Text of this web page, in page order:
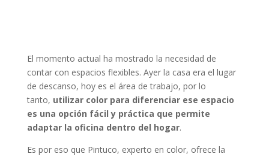
El momento actual ha mostrado la necesidad de
contar con espacios flexibles. Ayer la casa era el lugar
de descanso, hoy es el área de trabajo, por lo
tanto, utilizar color para diferenciar ese espacio
es una opción fácil y práctica que permite
adaptar la oficina dentro del hogar.
Es por eso que Pintuco, experto en color, ofrece la